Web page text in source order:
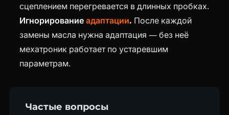
сцеплением перегревается в длинных пробках.
Игнорированиеадаптации. После каждой
замены масла нужна адаптация — без неё
мехатроник работает по устаревшим
параметрам.
Частые вопросы